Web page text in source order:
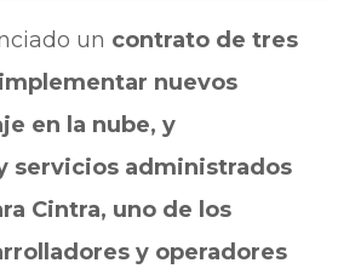
un contrato de tres
nuevos
en la nube, y
servicios administrados
Cintra, uno de los
y operadores